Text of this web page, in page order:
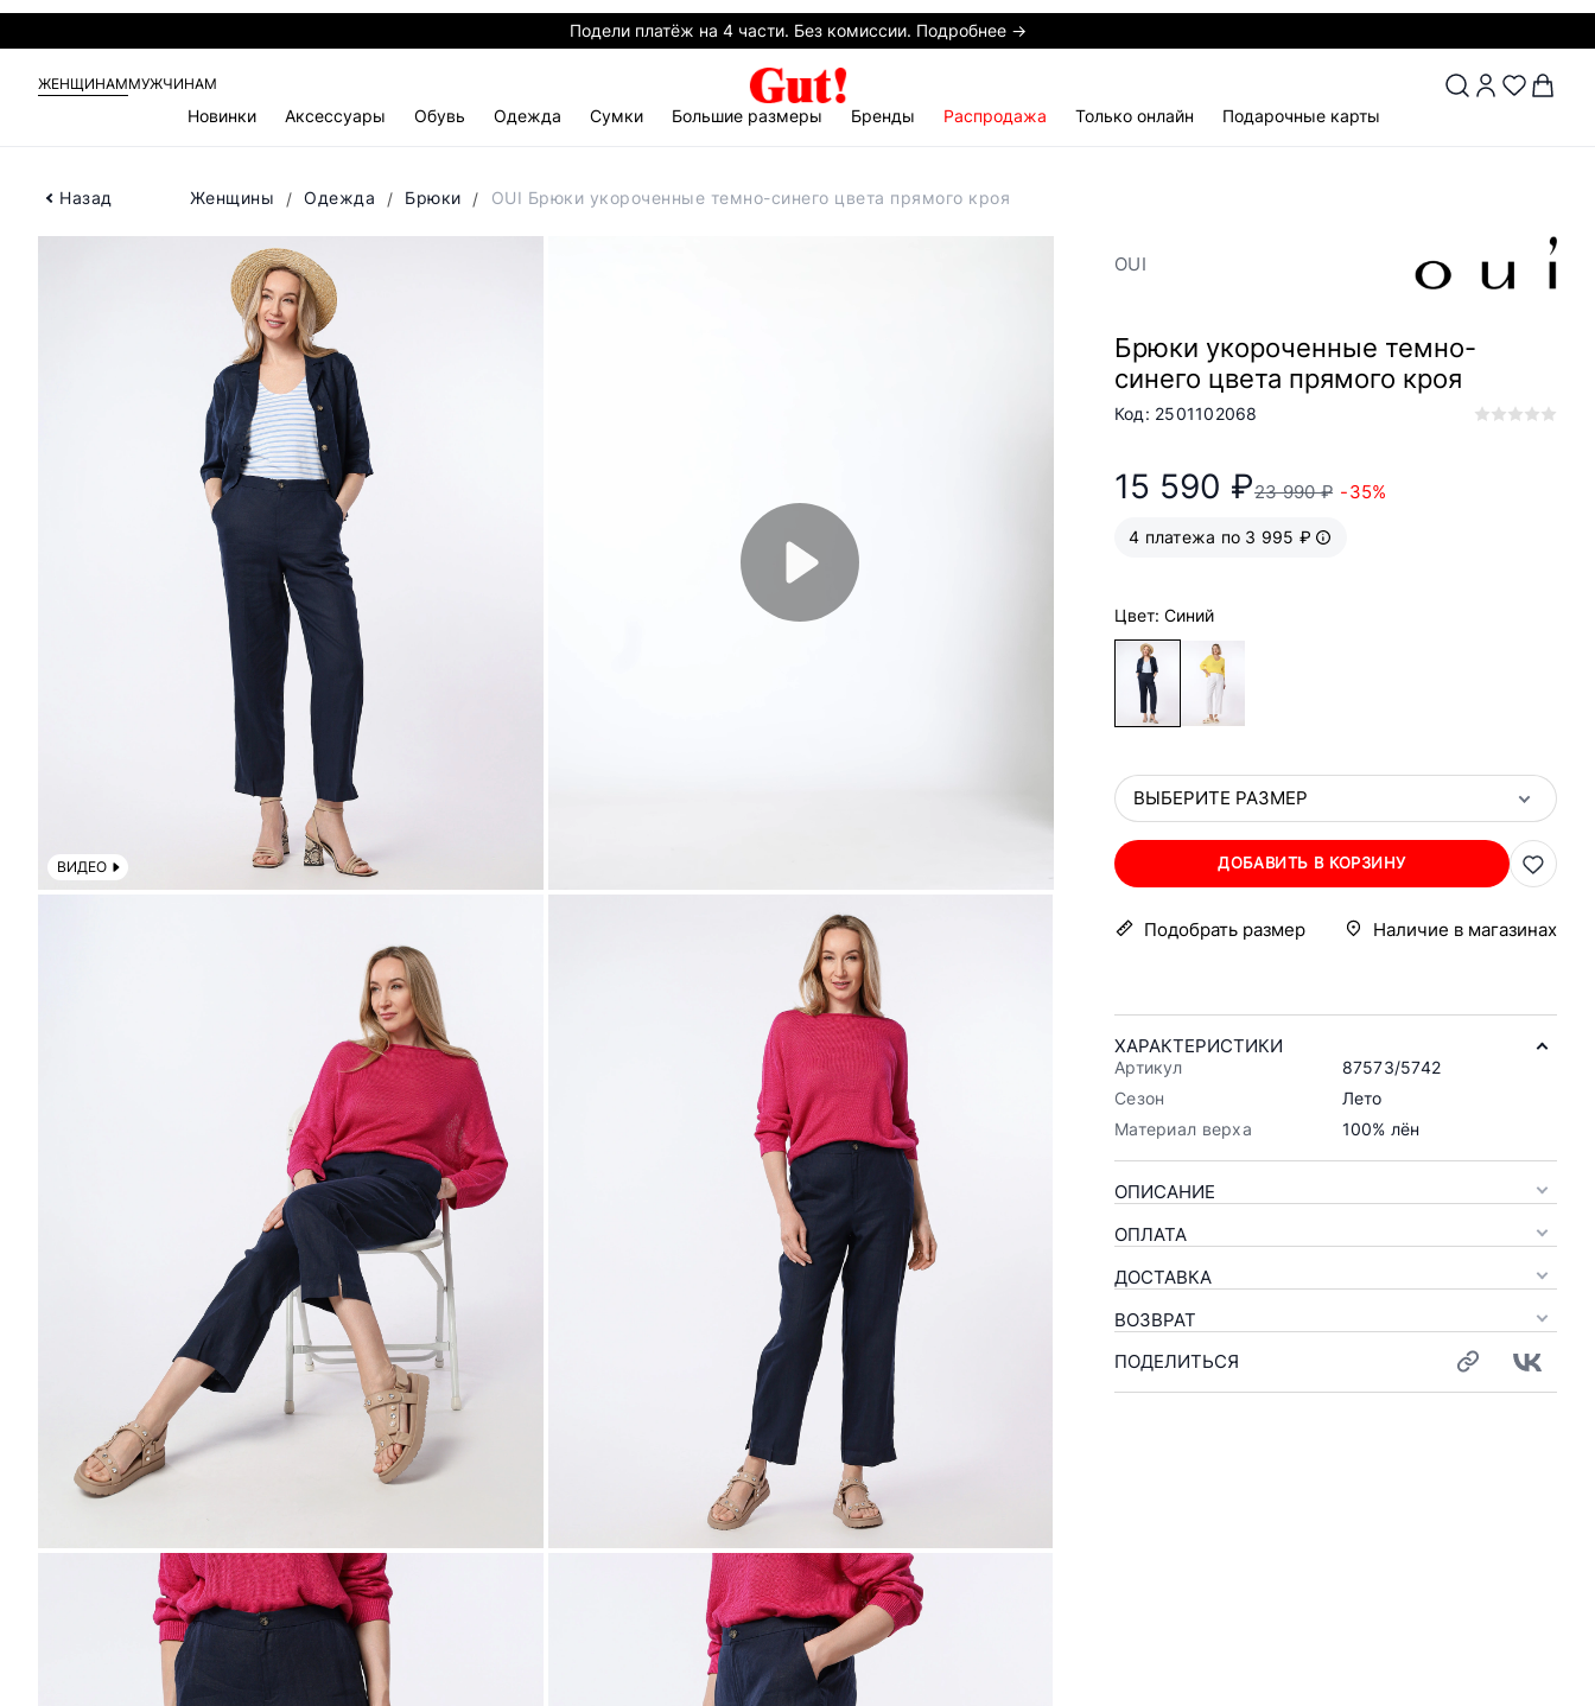
Подели платёж на 4 части. Без комиссии. Подробнее →
ЖЕНЩИНАММУЖЧИНАМ
Новинки Аксессуары Обувь Одежда Сумки Большие размеры Бренды Распродажа Только онлайн Подарочные карты
Назад Женщины Одежда Брюки OUI Брюки укороченные темно-синего цвета прямого кроя
ВИДЕО
OUI
Брюки укороченные темно-
синего цвета прямого кроя
Код: 2501102068
15 590 ₽23 990 ₽ -35%
4 платежа по 3 995 ₽
Цвет: Синий
ВЫБЕРИТЕ РАЗМЕР
ДОБАВИТЬ В КОРЗИНУ
Подобрать размер Наличие в магазинах
ХАРАКТЕРИСТИКИ
Артикул
87573/5742
Сезон
Лето
Материал верха
100% лён
ОПИСАНИЕ
ОПЛАТА
ДОСТАВКА
ВОЗВРАТ
ПОДЕЛИТЬСЯ